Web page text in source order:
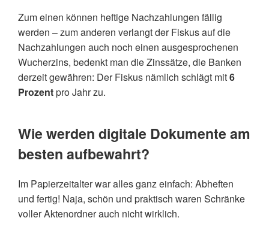
Zum einen können heftige Nachzahlungen fällig
werden – zum anderen verlangt der Fiskus auf die
Nachzahlungen auch noch einen ausgesprochenen
Wucherzins, bedenkt man die Zinssätze, die Banken
derzeit gewähren: Der Fiskus nämlich schlägt mit6
Prozentpro Jahr zu.
Wie werden digitale Dokumente am
besten aufbewahrt?
Im Papierzeitalter war alles ganz einfach: Abheften
und fertig! Naja, schön und praktisch waren Schränke
voller Aktenordner auch nicht wirklich.